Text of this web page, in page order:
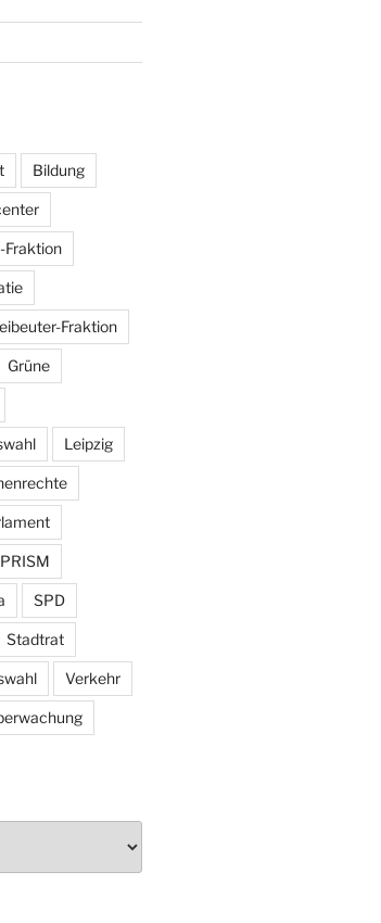
Bildung
Fraktion
Fraktion
Grüne
Leipzig
PRISM
SPD
Stadtrat
Verkehr